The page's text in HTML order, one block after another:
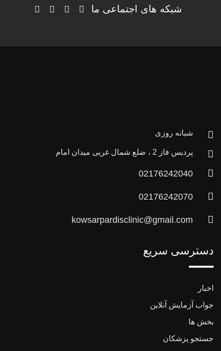
شبکه های اجتماعی ما
شبانه روزی
پردیس فاز 2 ، ضلع شمال غربی میدان امام
02176242040
02176242070
kowsarpardisclinic@gmail.com
دسترسی سریع
اخبار
جواب آزمایش آنلاین
بخش ها
جستجو پزشکان